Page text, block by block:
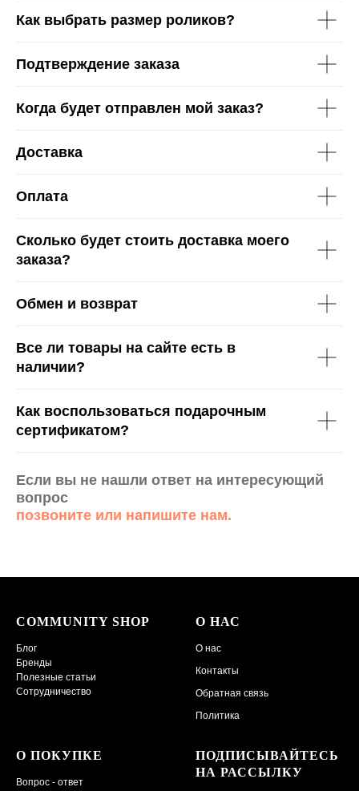
Как выбрать размер роликов?
Подтверждение заказа
Когда будет отправлен мой заказ?
Доставка
Оплата
Сколько будет стоить доставка моего
заказа?
Обмен и возврат
Все ли товары на сайте есть в
наличии?
Как воспользоваться подарочным
сертификатом?
Если вы не нашли ответ на интересующий
вопрос
позвоните или напишите нам.
COMMUNITY SHOP
Блог
Бренды
Полезные статьи
Сотрудничество
О НАС
О нас
Контакты
Обратная связь
Политика
О ПОКУПКЕ
Вопрос - ответ
ПОДПИСЫВАЙТЕСЬ
НА РАССЫЛКУ